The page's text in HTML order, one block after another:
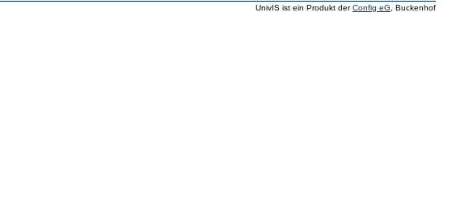
UnivIS ist ein Produkt derConfig eG , Buckenhof